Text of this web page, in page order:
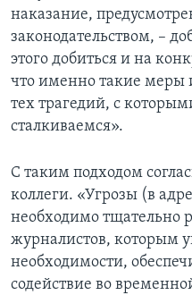
наказание,
законодательством, –
этого добиться и на
что именно такие меры
тех трагедий, с
сталкиваемся».
С таким подходом
коллеги. «Угрозы (в
необходимо тщательно
журналистов, которым
необходимости,
содействие во